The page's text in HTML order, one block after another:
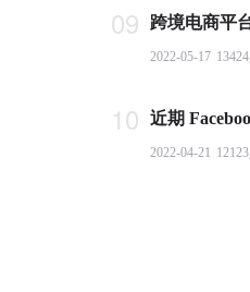
09
2022-05-17 13424
10
2022-04-21 12123